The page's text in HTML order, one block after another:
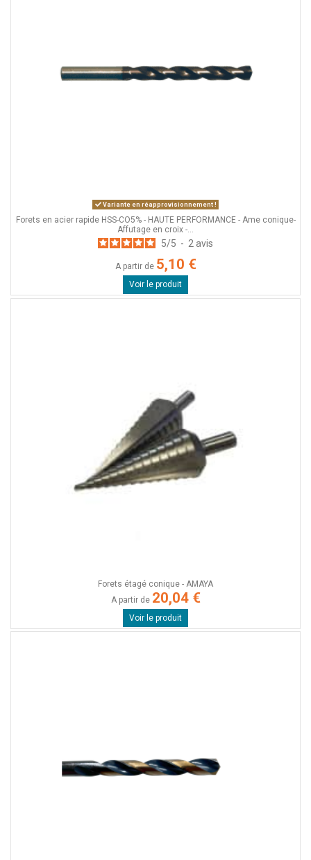
Variante en réapprovisionnement !
Forets en acier rapide HSS-CO5% - HAUTE PERFORMANCE - Ame conique-
Affutage en croix -...
5/5 - 2 avis
A partir de 5,10 €
Voir le produit
Forets étagé conique - AMAYA
A partir de 20,04 €
Voir le produit